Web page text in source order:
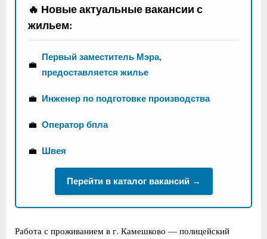
🔥 Новые актуальные вакансии с
жильем:
💼
Первый заместитель Мэра,
предоставляется жилье
💼 Инженер по подготовке производства
💼 Оператор бпла
💼 Швея
Перейти в каталог вакансий →
Работа с проживанием в г. Камешково — полицейский